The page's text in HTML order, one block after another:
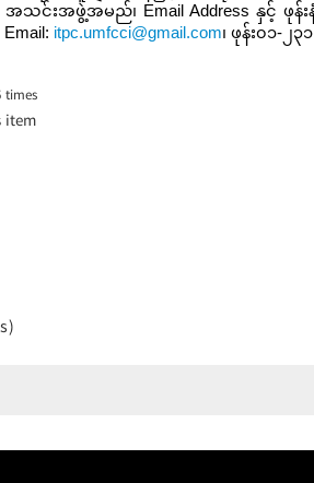
အသင်းအဖွဲ့အမည်၊ Email Address နှင့် ဖု
itpc.umfcci@gmail.com၊ ဖုန်း၀၁-
times
item